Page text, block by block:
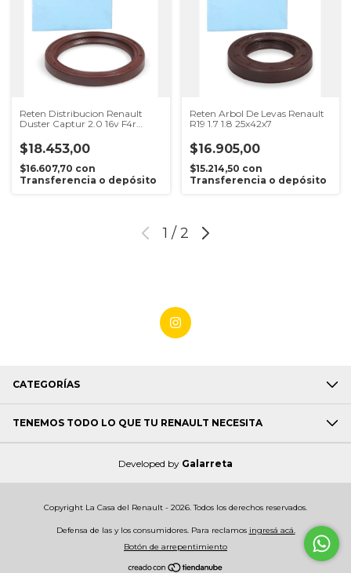
Reten Distribucion Renault
Duster Captur 2.0 16v F4r
$18.453,00
$16.607,70 con
Transferencia o depósito
Reten Arbol De Levas Renault
R19 1.7 1.8 25x42x7
$16.905,00
$15.214,50 con
Transferencia o depósito
1 / 2
CATEGORÍAS
TENEMOS TODO LO QUE TU RENAULT NECESITA
Developed by Galarreta
Copyright La Casa del Renault - 2026. Todos los derechos reservados.
Defensa de las y los consumidores. Para reclamos ingresá acá.
Botón de arrepentimiento